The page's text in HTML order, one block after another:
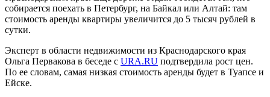
собирается поехать в Петербург, на Байкал или Алтай: там
стоимость аренды квартиры увеличится до 5 тысяч рублей в
сутки.
Эксперт в области недвижимости из Краснодарского края
Ольга Первакова в беседе с URA.RU подтвердила рост цен.
По ее словам, самая низкая стоимость аренды будет в Туапсе и
Ейске.